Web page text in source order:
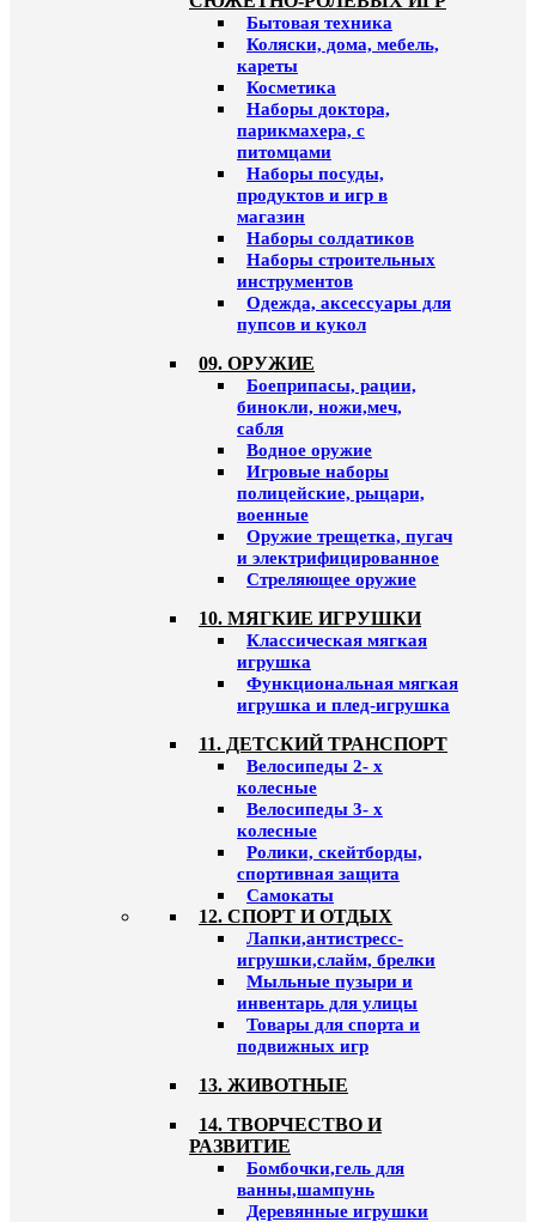
Бытовая техника
Коляски, дома, мебель,
кареты
Косметика
Наборы доктора,
парикмахера, с
питомцами
Наборы посуды,
продуктов и игр в
магазин
Наборы солдатиков
Наборы строительных
инструментов
Одежда, аксессуары для
пупсов и кукол
09. ОРУЖИЕ
Боеприпасы, рации,
бинокли, ножи,меч,
сабля
Водное оружие
Игровые наборы
полицейские, рыцари,
военные
Оружие трещетка, пугач
и электрифицированное
Стреляющее оружие
10. МЯГКИЕ ИГРУШКИ
Классическая мягкая
игрушка
Функциональная мягкая
игрушка и плед-игрушка
11. ДЕТСКИЙ ТРАНСПОРТ
Велосипеды 2- х
колесные
Велосипеды 3- х
колесные
Ролики, скейтборды,
спортивная защита
Самокаты
12. СПОРТ И ОТДЫХ
Лапки,антистресс-
игрушки,слайм, брелки
Мыльные пузыри и
инвентарь для улицы
Товары для спорта и
подвижных игр
13. ЖИВОТНЫЕ
14. ТВОРЧЕСТВО И
РАЗВИТИЕ
Бомбочки,гель для
ванны,шампунь
Деревянные игрушки